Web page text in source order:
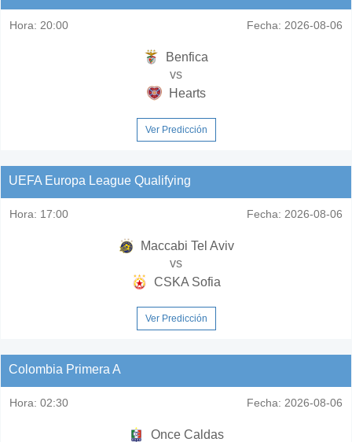
Hora: 20:00 Fecha: 2026-08-06
Benfica
vs
Hearts
Ver Predicción
UEFA Europa League Qualifying
Hora: 17:00 Fecha: 2026-08-06
Maccabi Tel Aviv
vs
CSKA Sofia
Ver Predicción
Colombia Primera A
Hora: 02:30 Fecha: 2026-08-06
Once Caldas